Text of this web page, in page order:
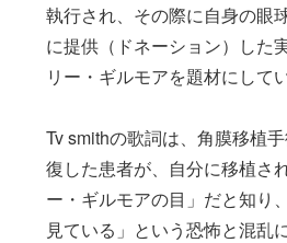
執行され、その際に自身の眼
に提供（ドネーション）した
リー・ギルモアを題材にして
Tv smithの歌詞は、角膜移植
復した患者が、自分に移植さ
ー・ギルモアの目」だと知り
見ている」という恐怖と混乱